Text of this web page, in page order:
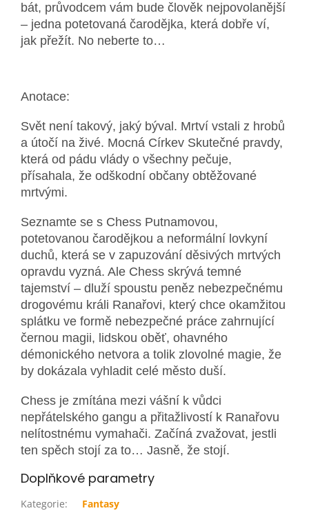
bát, průvodcem vám bude člověk nejpovolanější
– jedna potetovaná čarodějka, která dobře ví,
jak přežít. No neberte to…
Anotace:
Svět není takový, jaký býval. Mrtví vstali z hrobů
a útočí na živé. Mocná Církev Skutečné pravdy,
která od pádu vlády o všechny pečuje,
přísahala, že odškodní občany obtěžované
mrtvými.
Seznamte se s Chess Putnamovou,
potetovanou čarodějkou a neformální lovkyní
duchů, která se v zapuzování děsivých mrtvých
opravdu vyzná. Ale Chess skrývá temné
tajemství – dluží spoustu peněz nebezpečnému
drogovému králi Ranařovi, který chce okamžitou
splátku ve formě nebezpečné práce zahrnující
černou magii, lidskou oběť, ohavného
démonického netvora a tolik zlovolné magie, že
by dokázala vyhladit celé město duší.
Chess je zmítána mezi vášní k vůdci
nepřátelského gangu a přitažlivostí k Ranařovu
nelítostnému vymahači. Začíná zvažovat, jestli
ten spěch stojí za to… Jasně, že stojí.
Doplňkové parametry
Kategorie:
Fantasy